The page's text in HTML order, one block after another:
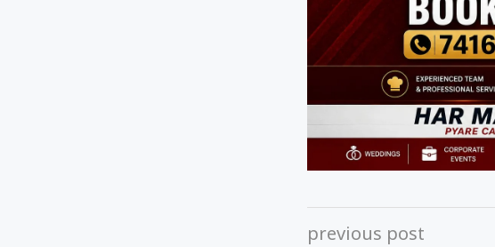
previous post